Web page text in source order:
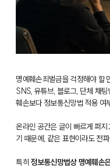
명예훼손죄벌금을 걱정해야 할
SNS, 유튜브, 블로그, 단체 채
훼손보다 정보통신망법 적용 여
온라인 공간은 글이 빠르게 퍼
기 때문에, 같은 표현이라도 전
특히 정보통신망법상 명예훼손